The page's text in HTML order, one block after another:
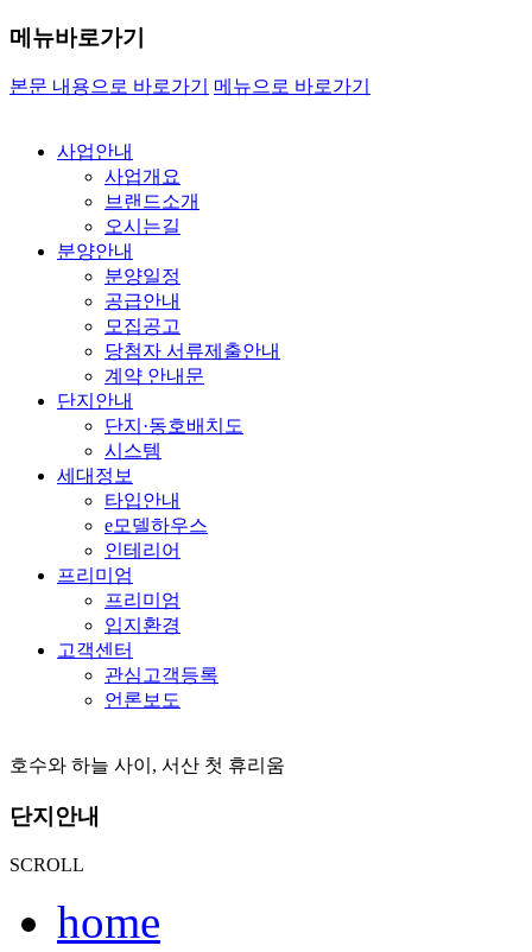
메뉴바로가기
본문 내용으로 바로가기 메뉴으로 바로가기
사업안내
사업개요
브랜드소개
오시는길
분양안내
분양일정
공급안내
모집공고
당첨자 서류제출안내
계약 안내문
단지안내
단지·동호배치도
시스템
세대정보
타입안내
e모델하우스
인테리어
프리미엄
프리미엄
입지환경
고객센터
관심고객등록
언론보도
호수와 하늘 사이, 서산 첫 휴리움
단지안내
SCROLL
home